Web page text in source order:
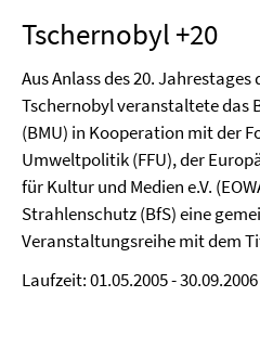
Tschernobyl +20
Aus Anlass des 20.
Tschernobyl veranstaltete
(BMU) in Kooperation mit der
Umweltpolitik (FFU), der
für Kultur und Medien e.V.
Strahlenschutz (BfS) eine
Veranstaltungsreihe mit dem
Laufzeit: 01.05.2005 - 30.09.2006